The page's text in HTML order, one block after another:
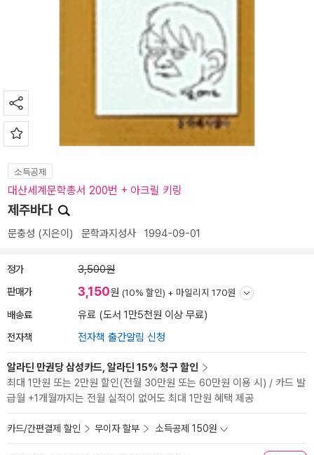
소득공제
대산세계문학총서 200번 + 아크릴 키링
제주바다
문충성 (지은이) 문학과지성사 1994-09-01
정가 3,500원
판매가 3,150원 (10% 할인) + 마일리지 170원
배송료 유료 (도서 1만5천원 이상 무료)
전자책 전자책 출간알림 신청
알라딘 만권당 삼성카드, 알라딘 15% 청구 할인
최대 1만원 또는 2만원 할인(전월 30만원 또는 60만원 이용 시) / 카드 발
급월 +1개월까지는 전월 실적이 없어도 최대 1만원 혜택 제공
카드/간편결제 할인 무이자 할부 소득공제 150원